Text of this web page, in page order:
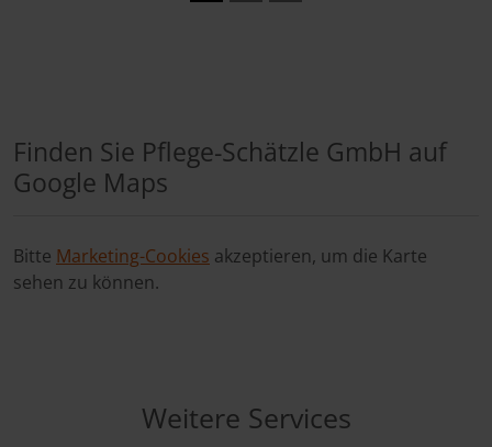
Finden Sie Pflege-Schätzle GmbH auf
Google Maps
Bitte Marketing-Cookies akzeptieren, um die Karte
sehen zu können.
Weitere Services